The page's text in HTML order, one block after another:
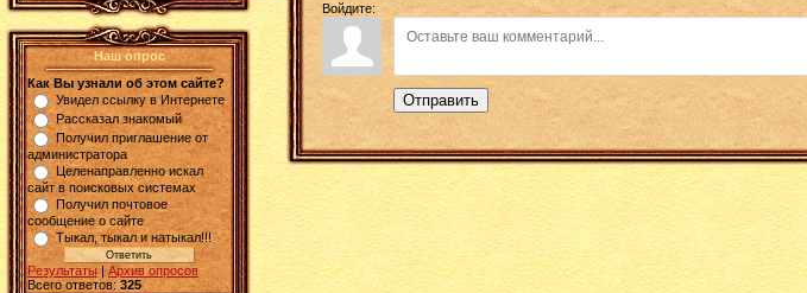
Наш опрос
Как Вы узнали об этом сайте?
Увидел ссылку в Интернете
Рассказал знакомый
Получил приглашение от
администратора
Целенаправленно искал
сайт в поисковых системах
Получил почтовое
сообщение о сайте
Тыкал, тыкал и натыкал!!!
Результаты |Архив опросов
Всего ответов: 325
Войдите:
Отправить